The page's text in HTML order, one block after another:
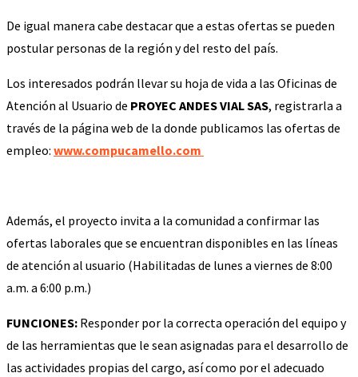
De igual manera cabe destacar que a estas ofertas se pueden
postular personas de la región y del resto del país.
Los interesados podrán llevar su hoja de vida a las Oficinas de
Atención al Usuario de PROYEC ANDES VIAL SAS, registrarla a
través de la página web de la donde publicamos las ofertas de
empleo: www.compucamello.com
Además, el proyecto invita a la comunidad a confirmar las
ofertas laborales que se encuentran disponibles en las líneas
de atención al usuario (Habilitadas de lunes a viernes de 8:00
a.m. a 6:00 p.m.)
FUNCIONES: Responder por la correcta operación del equipo y
de las herramientas que le sean asignadas para el desarrollo de
las actividades propias del cargo, así como por el adecuado